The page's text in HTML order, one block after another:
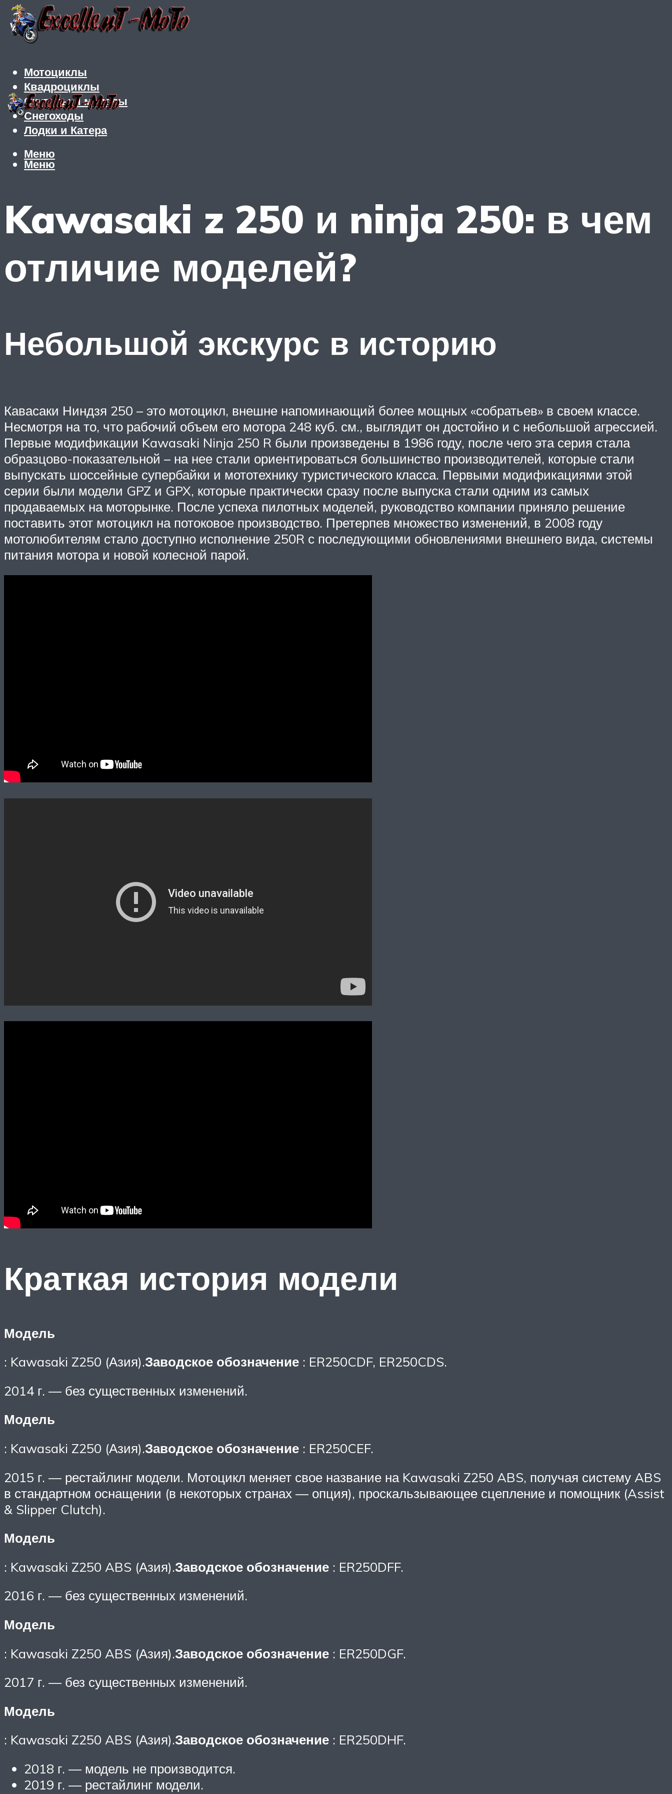
Мотоциклы
Квадроциклы
Скутеры и мопеды
Снегоходы
Лодки и Катера
Меню
Меню
Kawasaki z 250 и ninja 250: в чем
отличие моделей?
Небольшой экскурс в историю
Кавасаки Ниндзя 250 – это мотоцикл, внешне напоминающий более мощных «собратьев» в своем классе.
Несмотря на то, что рабочий объем его мотора 248 куб. см., выглядит он достойно и с небольшой агрессией.
Первые модификации Kawasaki Ninja 250 R были произведены в 1986 году, после чего эта серия стала
образцово-показательной – на нее стали ориентироваться большинство производителей, которые стали
выпускать шоссейные супербайки и мототехнику туристического класса. Первыми модификациями этой
серии были модели GPZ и GPX, которые практически сразу после выпуска стали одним из самых
продаваемых на моторынке. После успеха пилотных моделей, руководство компании приняло решение
поставить этот мотоцикл на потоковое производство. Претерпев множество изменений, в 2008 году
мотолюбителям стало доступно исполнение 250R с последующими обновлениями внешнего вида, системы
питания мотора и новой колесной парой.
Краткая история модели
Модель
: Kawasaki Z250 (Азия).Заводское обозначение : ER250CDF, ER250CDS.
2014 г. — без существенных изменений.
Модель
: Kawasaki Z250 (Азия).Заводское обозначение : ER250CEF.
2015 г. — рестайлинг модели. Мотоцикл меняет свое название на Kawasaki Z250 ABS, получая систему ABS
в стандартном оснащении (в некоторых странах — опция), проскальзывающее сцепление и помощник (Assist
& Slipper Clutch).
Модель
: Kawasaki Z250 ABS (Азия).Заводское обозначение : ER250DFF.
2016 г. — без существенных изменений.
Модель
: Kawasaki Z250 ABS (Азия).Заводское обозначение : ER250DGF.
2017 г. — без существенных изменений.
Модель
: Kawasaki Z250 ABS (Азия).Заводское обозначение : ER250DHF.
2018 г. — модель не производится.
2019 г. — рестайлинг модели.